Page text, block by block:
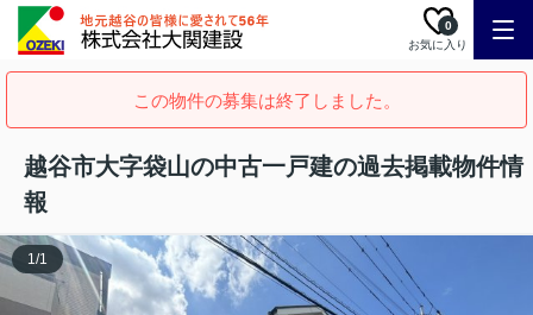
お気に入り
0
この物件の募集は終了しました。
越谷市大字袋山の中古一戸建の過去掲載物件情
報
1/1